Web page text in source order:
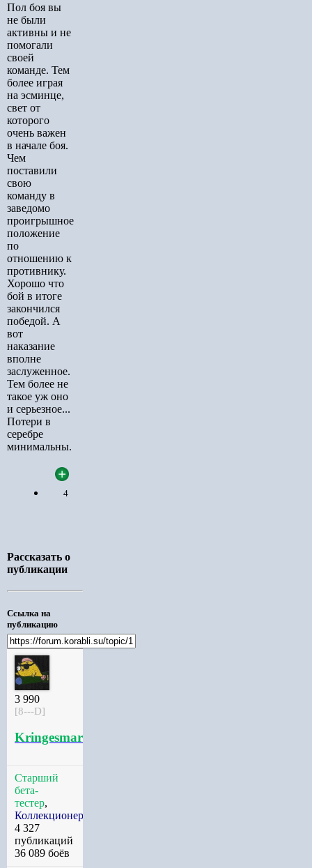
Пол боя вы
не были
активны и не
помогали
своей
команде. Тем
более играя
на эсминце,
свет от
которого
очень важен
в начале боя.
Чем
поставили
свою
команду в
заведомо
проигрышное
положение
по
отношению к
противнику.
Хорошо что
бой в итоге
закончился
победой. А
вот
наказание
вполне
заслуженное.
Тем более не
такое уж оно
и серьезное...
Потери в
серебре
минимальны.
4
Рассказать о
публикации
Ссылка на
публикацию
3 990
[8---D]
Kringesmarine
Старший
бета-
тестер,
Коллекционер
4 327
публикаций
36 089 боёв